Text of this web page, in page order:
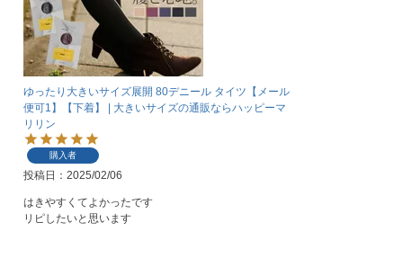
ゆったり大きいサイズ展開 80デニール タイツ【メール
便可1】【下着】 | 大きいサイズの通販ならハッピーマ
リリン
購入者
投稿日 2025/02/06
はきやすくてよかったです
リピしたいと思います